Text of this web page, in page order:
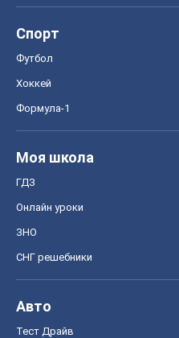
Спорт
Футбол
Хоккей
Формула-1
Моя школа
ГДЗ
Онлайн уроки
ЗНО
СНГ решебники
Авто
Тест Драйв